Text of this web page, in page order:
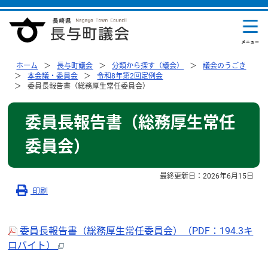
ホーム 長与町議会 分類から探す（議会）
議会のうごき
本会議・委員会
令和8年第2回定例会
委員長報告書（総務厚生常任委員会）
委員長報告書（総務厚生常任
委員会）
最終更新日：2026年6月15日
印刷
委員長報告書（総務厚生常任委員会）（PDF：194.3キ
ロバイト）